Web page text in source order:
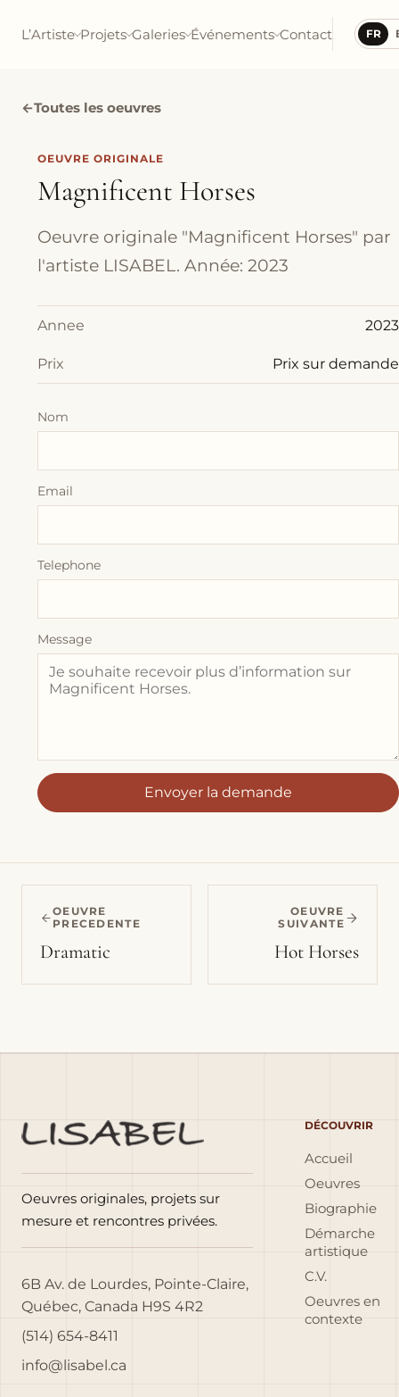
L’Artiste Projets Galeries Événements Contact FR
←Toutes les oeuvres
OEUVRE ORIGINALE
Magnificent Horses
Oeuvre originale "Magnificent Horses" par
l'artiste LISABEL. Année: 2023
Annee 2023
Prix Prix sur demande
Nom
Email
Telephone
Message
Envoyer la demande
OEUVRE
PRECEDENTE
Dramatic
OEUVRE
SUIVANTE
Hot Horses
Oeuvres originales, projets sur
mesure et rencontres privées.
6B Av. de Lourdes, Pointe-Claire,
Québec, Canada H9S 4R2
(514) 654-8411
info@lisabel.ca
DÉCOUVRIR
Accueil
Oeuvres
Biographie
Démarche
artistique
C.V.
Oeuvres en
contexte